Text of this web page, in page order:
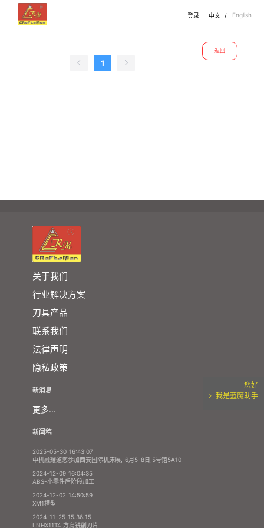
登录 中文 / English
您好
我是蓝魔助手
返回
1
关于我们
行业解决方案
刀具产品
联系我们
法律声明
隐私政策
新消息
更多...
新闻稿
2025-05-30 16:43:07
中机融耀邀您参加西安国际机床展, 6月5-8日,5号馆5A10
2024-12-09 16:04:35
ABS-小零件后阶段加工
2024-12-02 14:50:59
XM1槽型
2024-11-25 15:36:15
LNHX11T4 方肩铣削刀片